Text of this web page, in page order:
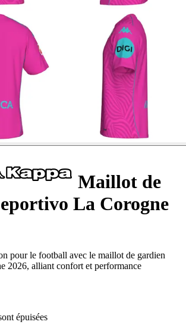
Maillot de
La Corogne
pour le football avec le maillot de gardien
2026, alliant confort et performance
épuisées